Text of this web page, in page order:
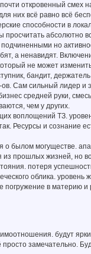
откровенный смех
них всё равно всё
способности в
просчитать абсолютно
но
а ненавидят.
не может
бандит,
Сам сильный лидер и
средней руки,
чем у других.
воплощений ТЗ.
Ресурсы и сознание
о былом могуществе.
прошлых жизней, но
потеря
облика.
погружение в материю
будут
просто замечательно.